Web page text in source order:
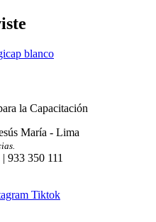
la Capacitación
María - Lima
933 350 111
Tiktok